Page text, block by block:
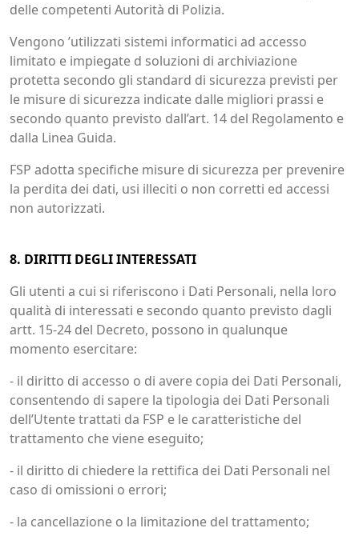
delle competenti Autorità di Polizia.
Vengono ’utilizzati sistemi informatici ad accesso
limitato e impiegate d soluzioni di archiviazione
protetta secondo gli standard di sicurezza previsti per
le misure di sicurezza indicate dalle migliori prassi e
secondo quanto previsto dall’art. 14 del Regolamento e
dalla Linea Guida.
FSP adotta specifiche misure di sicurezza per prevenire
la perdita dei dati, usi illeciti o non corretti ed accessi
non autorizzati.
8. DIRITTI DEGLI INTERESSATI
Gli utenti a cui si riferiscono i Dati Personali, nella loro
qualità di interessati e secondo quanto previsto dagli
artt. 15-24 del Decreto, possono in qualunque
momento esercitare:
- il diritto di accesso o di avere copia dei Dati Personali,
consentendo di sapere la tipologia dei Dati Personali
dell’Utente trattati da FSP e le caratteristiche del
trattamento che viene eseguito;
- il diritto di chiedere la rettifica dei Dati Personali nel
caso di omissioni o errori;
- la cancellazione o la limitazione del trattamento;